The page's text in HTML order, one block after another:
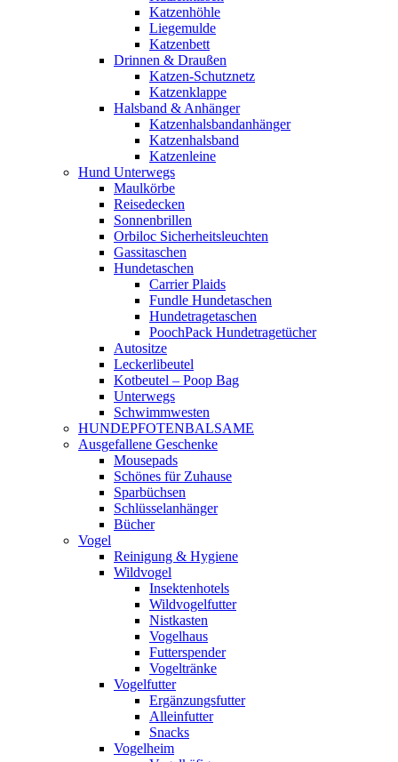
Katzenhöhle
Liegemulde
Katzenbett
Drinnen & Draußen
Katzen-Schutznetz
Katzenklappe
Halsband & Anhänger
Katzenhalsbandanhänger
Katzenhalsband
Katzenleine
Hund Unterwegs
Maulkörbe
Reisedecken
Sonnenbrillen
Orbiloc Sicherheitsleuchten
Gassitaschen
Hundetaschen
Carrier Plaids
Fundle Hundetaschen
Hundetragetaschen
PoochPack Hundetragetücher
Autositze
Leckerlibeutel
Kotbeutel – Poop Bag
Unterwegs
Schwimmwesten
HUNDEPFOTENBALSAME
Ausgefallene Geschenke
Mousepads
Schönes für Zuhause
Sparbüchsen
Schlüsselanhänger
Bücher
Vogel
Reinigung & Hygiene
Wildvogel
Insektenhotels
Wildvogelfutter
Nistkasten
Vogelhaus
Futterspender
Vogeltränke
Vogelfutter
Ergänzungsfutter
Alleinfutter
Snacks
Vogelheim